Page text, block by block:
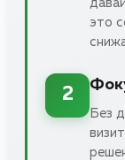
это
2
Без